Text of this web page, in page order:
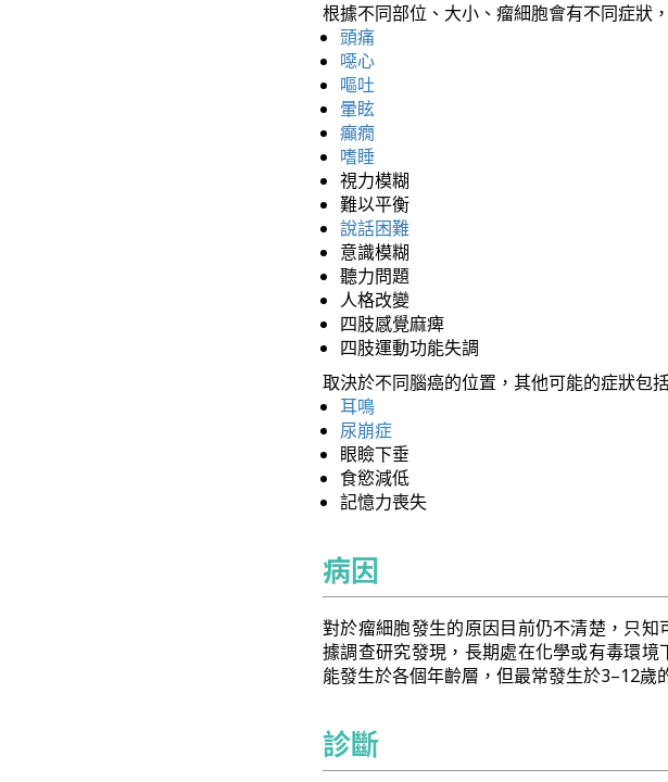
根據不同部位、大小、瘤細胞會有不同症狀
頭痛
噁心
嘔吐
暈眩
癲癇
嗜睡
視力模糊
難以平衡
說話困難
意識模糊
聽力問題
人格改變
四肢感覺麻痺
四肢運動功能失調
取決於不同腦癌的位置，其他可能的症狀包
耳鳴
尿崩症
眼瞼下垂
食慾減低
記憶力喪失
病因
對於瘤細胞發生的原因目前仍不清楚，只
據調查研究發現，長期處在化學或有毒環
能發生於各個年齡層，但最常發生於3–12歲
診斷